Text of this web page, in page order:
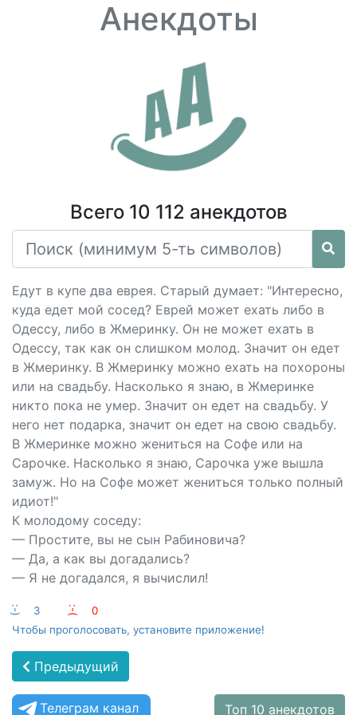
Анекдоты
Всего 10 112 анекдотов
Едут в купе два еврея. Старый думает: "Интересно,
куда едет мой сосед? Еврей может ехать либо в
Одессу, либо в Жмеринку. Он не может ехать в
Одессу, так как он слишком молод. Значит он едет
в Жмеринку. В Жмеринку можно ехать на похороны
или на свадьбу. Насколько я знаю, в Жмеринке
никто пока не умер. Значит он едет на свадьбу. У
него нет подарка, значит он едет на свою свадьбу.
В Жмеринке можно жениться на Софе или на
Сарочке. Насколько я знаю, Сарочка уже вышла
замуж. Но на Софе может жениться только полный
идиот!"
К молодому соседу:
— Простите, вы не сын Рабиновича?
— Да, а как вы догадались?
— Я не догадался, я вычислил!
:-) 3 :-(
0
Чтобы проголосовать, установите приложение!
Предыдущий
Телеграм канал Топ 10 анекдотов